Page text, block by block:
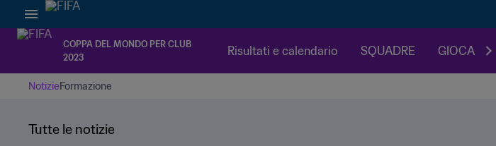
COPPA DEL MONDO PER CLUB
2023
Risultati e calendario SQUADRE GIOCA
NotizieFormazione
Tutte le notizie